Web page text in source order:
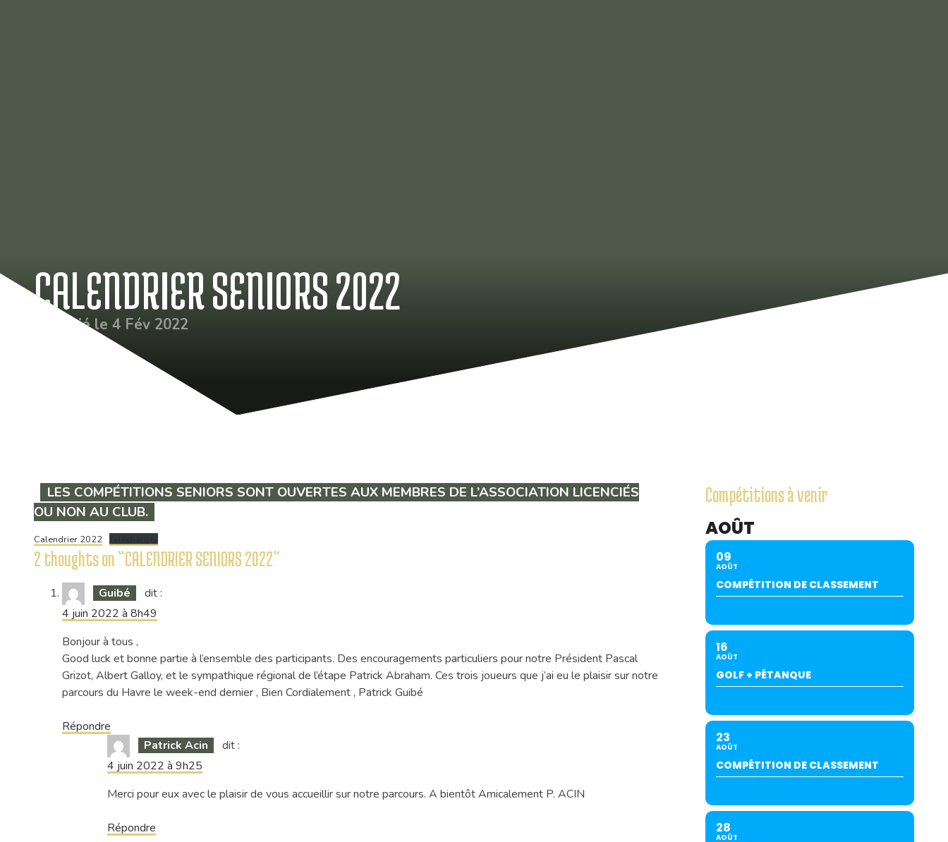
CALENDRIER SENIORS 2022
Publié le 4 Fév 2022
LES COMPÉTITIONS SENIORS SONT OUVERTES AUX MEMBRES DE L’ASSOCIATION LICENCIÉS
OU NON AU CLUB.
Calendrier 2022 Télécharger
2 thoughts on “CALENDRIER SENIORS 2022”
Guibé
dit :
4 juin 2022 à 8h49
Bonjour à tous ,
Good luck et bonne partie à l’ensemble des participants. Des encouragements particuliers pour notre Président Pascal
Grizot, Albert Galloy, et le sympathique régional de l’étape Patrick Abraham. Ces trois joueurs que j’ai eu le plaisir sur notre
parcours du Havre le week-end dernier , Bien Cordialement , Patrick Guibé
Répondre
Patrick Acin
dit :
4 juin 2022 à 9h25
Merci pour eux avec le plaisir de vous accueillir sur notre parcours. A bientôt Amicalement P. ACIN
Répondre
Compétitions à venir
AOÛT
09
AOÛT
COMPÉTITION DE CLASSEMENT
16
AOÛT
GOLF + PÉTANQUE
23
AOÛT
COMPÉTITION DE CLASSEMENT
28
AOÛT